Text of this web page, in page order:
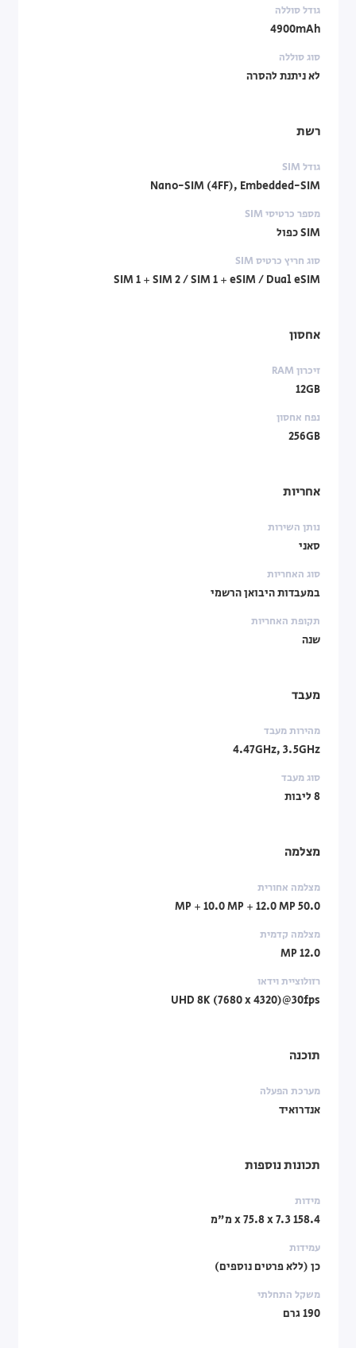
גודל סוללה
4900mAh
סוג סוללה
לא ניתנת להסרה
רשת
גודל SIM
Nano-SIM (4FF), Embedded-SIM
מספר כרטיסי SIM
SIM כפול
סוג חריץ כרטיס SIM
SIM 1 + SIM 2 / SIM 1 + eSIM / Dual eSIM
אחסון
זיכרון RAM
12GB
נפח אחסון
256GB
אחריות
נותן השירות
סאני
סוג האחריות
במעבדות היבואן הרשמי
תקופת האחריות
שנה
מעבד
מהירות מעבד
4.47GHz, 3.5GHz
סוג מעבד
8 ליבות
מצלמה
מצלמה אחורית
50.0 MP + 10.0 MP + 12.0 MP
מצלמה קדמית
12.0 MP
רזולוציית וידאו
UHD 8K (7680 x 4320)@30fps
תוכנה
מערכת הפעלה
אנדרואיד
תכונות נוספות
מידות
158.4 x 75.8 x 7.3 מ"מ
עמידות
כן (ללא פרטים נוספים)
משקל התחלתי
190 גרם